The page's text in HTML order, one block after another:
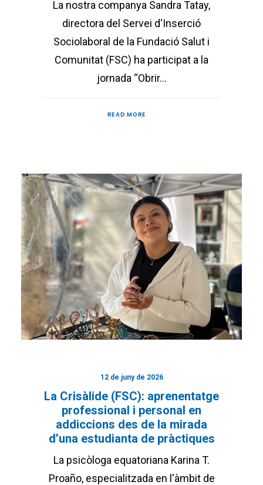
La nostra companya Sandra Tatay,
directora del Servei d'Inserció
Sociolaboral de la Fundació Salut i
Comunitat (FSC) ha participat a la
jornada “Obrir…
READ MORE
12 de juny de 2026
La Crisàlide (FSC): aprenentatge
professional i personal en
addiccions des de la mirada
d’una estudianta de pràctiques
La psicòloga equatoriana Karina T.
Proaño, especialitzada en l'àmbit de